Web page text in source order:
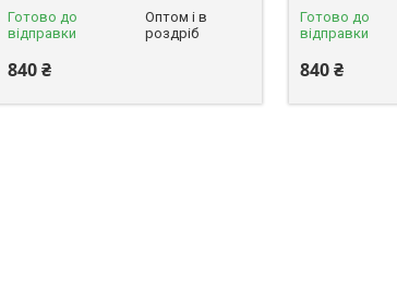
Готово до
відправки
Оптом і в
роздріб
840 ₴
Готово до
відправки
840 ₴